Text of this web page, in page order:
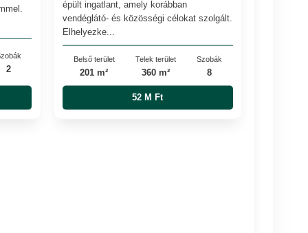
2
épült ingatlant, amely korábban
vendéglátó- és közösségi célokat szolgált.
Elhelyezke...
Belső terület
201 m²
Telek terület
360 m²
Szobák
8
52 M Ft